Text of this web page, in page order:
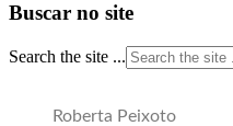
Buscar no site
Search the site ...
Roberta Peixoto